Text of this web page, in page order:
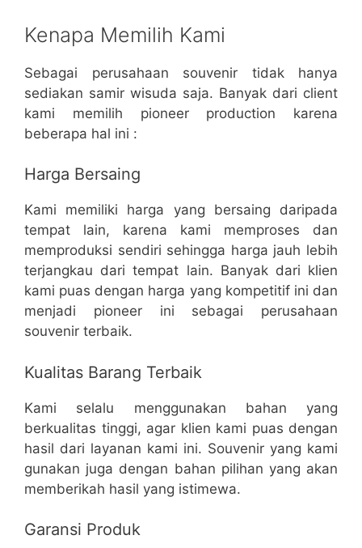
Kenapa Memilih Kami
Sebagai perusahaan souvenir tidak hanya
sediakan samir wisuda saja. Banyak dari client
kami memilih pioneer production karena
beberapa hal ini :
Harga Bersaing
Kami memiliki harga yang bersaing daripada
tempat lain, karena kami memproses dan
memproduksi sendiri sehingga harga jauh lebih
terjangkau dari tempat lain. Banyak dari klien
kami puas dengan harga yang kompetitif ini dan
menjadi pioneer ini sebagai perusahaan
souvenir terbaik.
Kualitas Barang Terbaik
Kami selalu menggunakan bahan yang
berkualitas tinggi, agar klien kami puas dengan
hasil dari layanan kami ini. Souvenir yang kami
gunakan juga dengan bahan pilihan yang akan
memberikah hasil yang istimewa.
Garansi Produk